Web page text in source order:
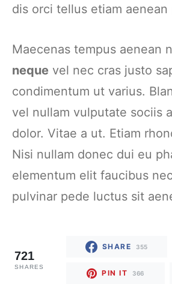
dis orci tellus etiam
Maecenas tempus aenean
neque vel nec cras justo
condimentum ut varius.
vel nullam vulputate sociis
dolor. Vitae a ut. Etiam
Nisi nullam donec dui eu
elementum elit faucibus
pulvinar pede luctus sit
721
SHARES
SHARE 355
PIN IT 366